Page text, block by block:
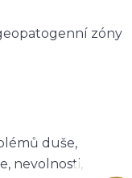
zóny
duše,
nevolnosti,